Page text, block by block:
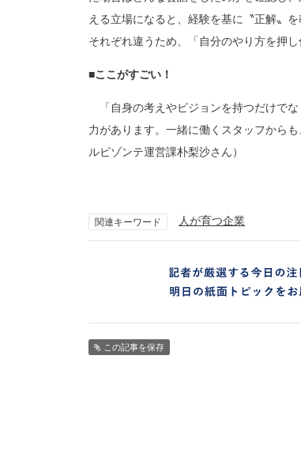
える立場になると、経験を基に〝正解〟
それぞれ違うため、「自分のやり方を押
■ここがすごい！
「自身の考えやビジョンを持つだけで
力があります。一緒に働くスタッフから
ルビゾンテ運営課朴梨沙さん）
関連キーワード 人が育つ企業
この記事を保存